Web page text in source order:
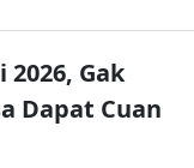
Gak
Dapat Cuan